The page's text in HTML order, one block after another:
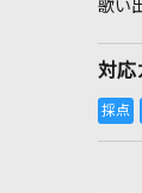
対応